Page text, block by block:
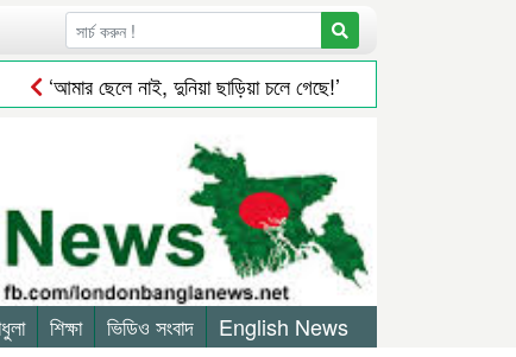
‘আমার ছেলে নাই, দুনিয়া ছাড়িয়া চলে গেছে!’
শিক্ষা ভিডিও সংবাদ English News